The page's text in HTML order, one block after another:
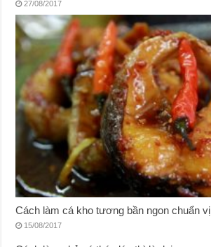
27/08/2017
Cách làm cá kho tương bần ngon chuẩn vị
15/08/2017